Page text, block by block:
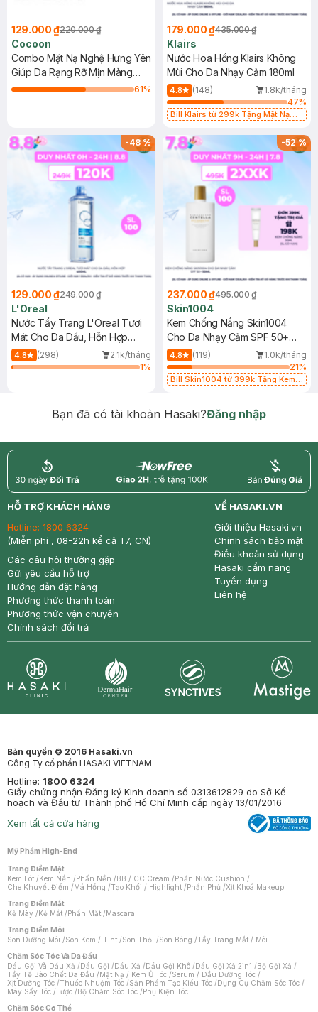
129.000 ₫220.000 ₫
Cocoon
Combo Mặt Nạ Nghệ Hưng Yên
Giúp Da Rạng Rỡ Mịn Màng
30ml + Tẩy Da Chết Môi Cà61%
179.000 ₫435.000 ₫
Klairs
Nước Hoa Hồng Klairs Không
Mùi Cho Da Nhạy Cảm 180ml
4.8 (148)
1.8k/tháng
47%
Bill Klairs từ 299k Tặng Mặt Nạ
25ml (SL Có Hạn)
-48%
129.000 ₫249.000 ₫
L'Oreal
Nước Tẩy Trang L'Oreal Tươi
Mát Cho Da Dầu, Hỗn Hợp
400ml
4.8 (298)
2.1k/tháng
1%
-52%
237.000 ₫495.000 ₫
Skin1004
Kem Chống Nắng Skin1004
Cho Da Nhạy Cảm SPF 50+
50ml
4.8 (119)
1.0k/tháng
21%
Bill Skin1004 từ 399k Tặng Kem
Bạn đã có tài khoản Hasaki?Đăng nhập
return nowfree price
HỖ TRỢ KHÁCH HÀNG
Hotline: 1800 6324
(Miễn phí , 08-22h kể cả T7, CN)
Các câu hỏi thường gặp
Gửi yêu cầu hỗ trợ
Hướng dẫn đặt hàng
Phương thức thanh toán
Phương thức vận chuyển
Chính sách đổi trả
VỀ HASAKI.VN
Giới thiệu Hasaki.vn
Chính sách bảo mật
Điều khoản sử dụng
Hasaki cẩm nang
Tuyển dụng
Liên hệ
Bản quyền © 2016 Hasaki.vn
Công Ty cổ phần HASAKI VIETNAM
Hotline: 1800 6324
Giấy chứng nhận Đăng ký Kinh doanh số 0313612829 do Sở Kế
hoạch và Đầu tư Thành phố Hồ Chí Minh cấp ngày 13/01/2016
Xem tất cả cửa hàng
Mỹ Phẩm High-End
Trang Điểm Mặt
Kem Lót /Kem Nền /Phấn Nền /BB / CC Cream /Phấn Nước Cushion /
Che Khuyết Điểm /Má Hồng /Tạo Khối / Highlight /Phấn Phủ /Xịt Khoá Makeup
Trang Điểm Mắt
Kẻ Mày /Kẻ Mắt /Phấn Mắt /Mascara
Trang Điểm Môi
Son Dưỡng Môi /Son Kem / Tint /Son Thỏi /Son Bóng /Tẩy Trang Mắt / Môi
Chăm Sóc Tóc Và Da Đầu
Dầu Gội Và Dầu Xả /Dầu Gội /Dầu Xả /Dầu Gội Khô /Dầu Gội Xả 2in1 /Bộ Gội Xả /
Tẩy Tế Bào Chết Da Đầu /Mặt Nạ / Kem Ủ Tóc /Serum / Dầu Dưỡng Tóc /
Xịt Dưỡng Tóc /Thuốc Nhuộm Tóc /Sản Phẩm Tạo Kiểu Tóc /Dụng Cụ Chăm Sóc Tóc /
Máy Sấy Tóc /Lược /Bộ Chăm Sóc Tóc /Phụ Kiện Tóc
Chăm Sóc Cơ Thể